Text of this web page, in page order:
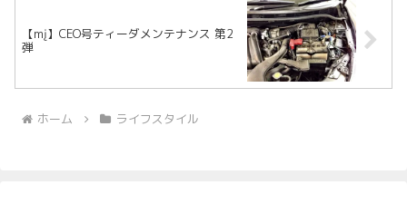
【mį】CEO号ティーダメンテナンス 第2
弾
ホーム ライフスタイル